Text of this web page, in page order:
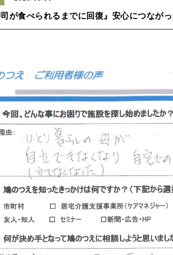
司が食べられるまでに回復』安心につながっ